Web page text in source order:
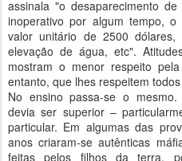
assinala "o desaparecimento
inoperativo por algum tempo,
valor unitário de 2500
elevação de água, etc".
mostram o menor respeito
entanto, que lhes respeitem
No ensino passa-se o
devia ser superior –
particular. Em algumas das
anos criaram-se autênticas
feitas pelos filhos da terra,